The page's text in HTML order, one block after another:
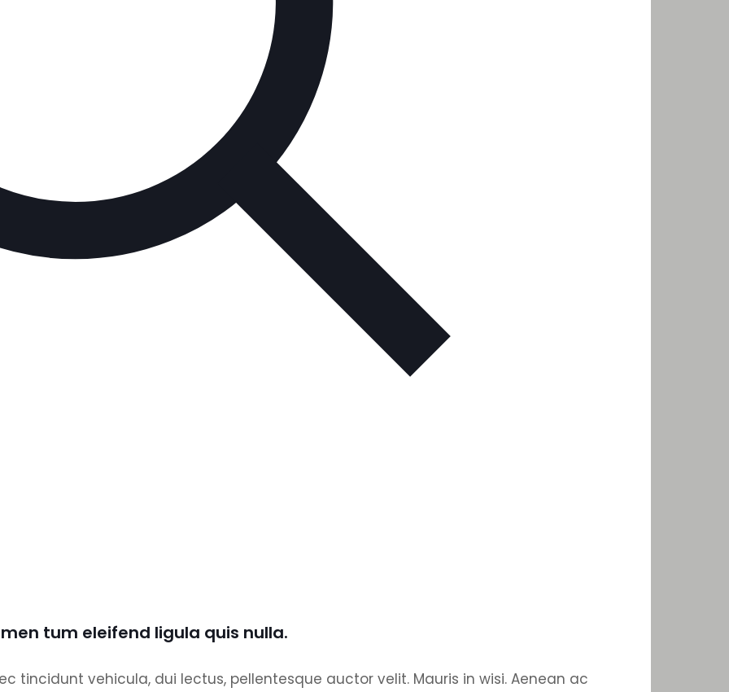
tum eleifend ligula quis nulla.
tincidunt vehicula, dui lectus, pellentesque auctor velit. Mauris in wisi. Aenean ac